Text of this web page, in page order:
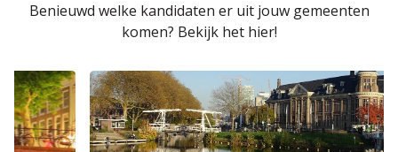
Benieuwd welke kandidaten er uit jouw gemeenten
komen? Bekijk het hier!